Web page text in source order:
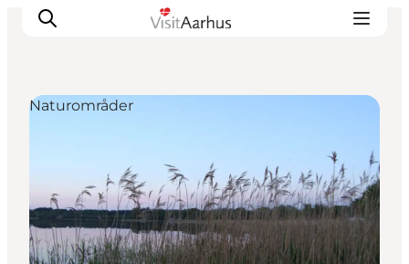
Kalender
Byer og steder
Planlæg ferien
Transport
Naturområder